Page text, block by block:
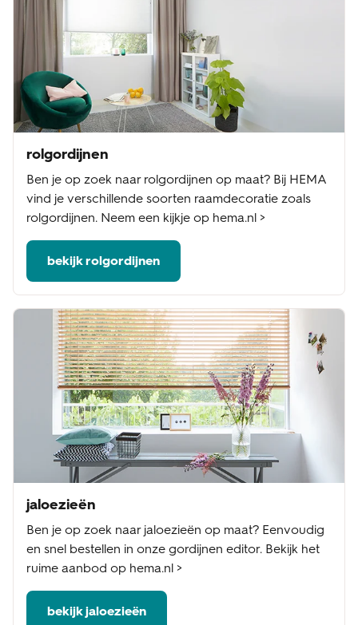
rolgordijnen
Ben je op zoek naar rolgordijnen op maat? Bij HEMA
vind je verschillende soorten raamdecoratie zoals
rolgordijnen. Neem een kijkje op hema.nl >
bekijk rolgordijnen
jaloezieën
Ben je op zoek naar jaloezieën op maat? Eenvoudig
en snel bestellen in onze gordijnen editor. Bekijk het
ruime aanbod op hema.nl >
bekijk jaloezieën